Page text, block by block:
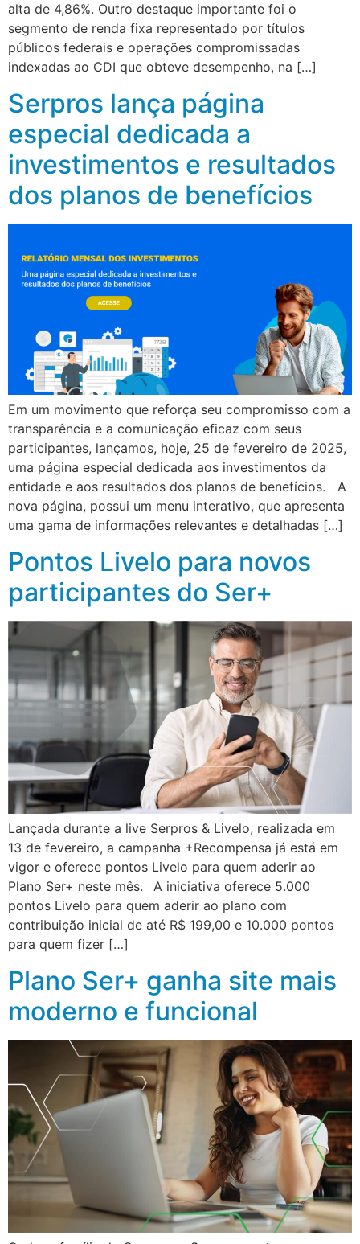
alta de 4,86%. Outro destaque importante foi o
segmento de renda fixa representado por títulos
públicos federais e operações compromissadas
indexadas ao CDI que obteve desempenho, na […]
Serpros lança página
especial dedicada a
investimentos e resultados
dos planos de benefícios
Em um movimento que reforça seu compromisso com a
transparência e a comunicação eficaz com seus
participantes, lançamos, hoje, 25 de fevereiro de 2025,
uma página especial dedicada aos investimentos da
entidade e aos resultados dos planos de benefícios. A
nova página, possui um menu interativo, que apresenta
uma gama de informações relevantes e detalhadas […]
Pontos Livelo para novos
participantes do Ser+
Lançada durante a live Serpros & Livelo, realizada em
13 de fevereiro, a campanha +Recompensa já está em
vigor e oferece pontos Livelo para quem aderir ao
Plano Ser+ neste mês. A iniciativa oferece 5.000
pontos Livelo para quem aderir ao plano com
contribuição inicial de até R$ 199,00 e 10.000 pontos
para quem fizer […]
Plano Ser+ ganha site mais
moderno e funcional